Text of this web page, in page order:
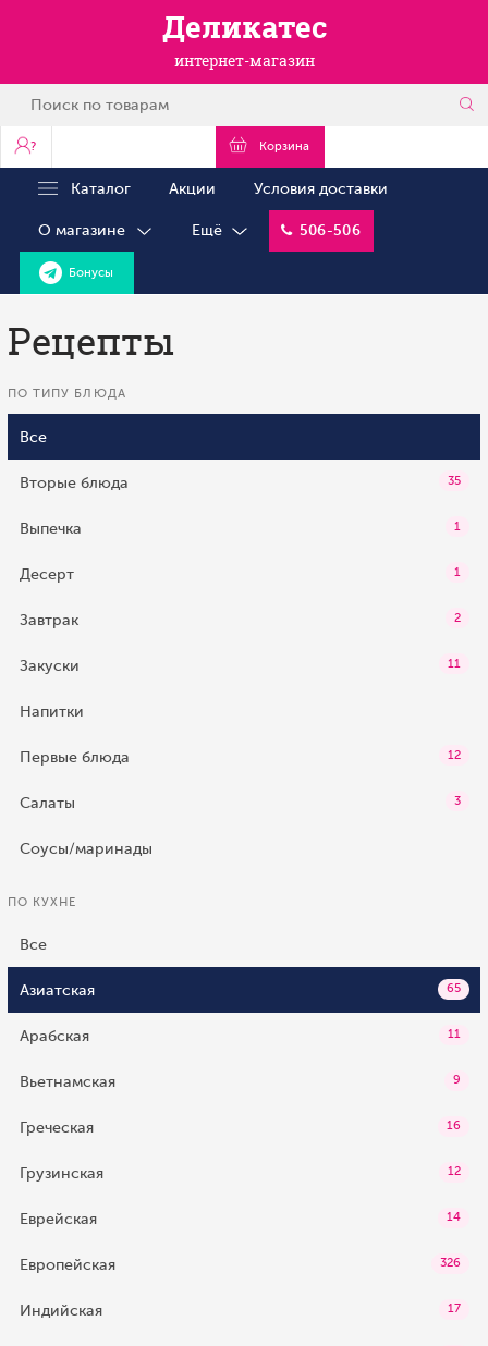
Деликатес
интернет-магазин
? Корзина
Каталог Акции Условия доставки
О магазине Ещё 506-506
Бонусы
Рецепты
ПО ТИПУ БЛЮДА
Все
Вторые блюда 35
Выпечка 1
Десерт 1
Завтрак 2
Закуски 11
Напитки
Первые блюда 12
Салаты 3
Соусы/маринады
ПО КУХНЕ
Все
Азиатская 65
Арабская 11
Вьетнамская 9
Греческая 16
Грузинская 12
Еврейская 14
Европейская 326
Индийская 17